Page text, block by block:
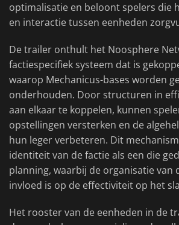
optimalisatie en beloont spelers die
en interactie tussen eenheden
De trailer onthult het Noosphere
factiespecifiek systeem dat is
waarop Mechanicus-bases worden
onderhouden. Door structuren in
aan elkaar te koppelen, kunnen
opstellingen versterken en de
hun leger verbeteren. Dit
identiteit van de factie als een die
planning, waarbij de organisatie van
invloed is op de effectiviteit op het
Het rooster van de eenheden in de